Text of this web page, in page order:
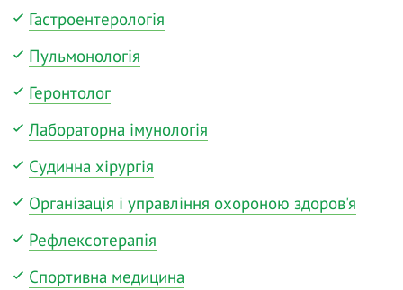
Гастроентерологія
Пульмонологія
Геронтолог
Лабораторна імунологія
Судинна хірургія
Організація і управління охороною здоров'я
Рефлексотерапія
Спортивна медицина